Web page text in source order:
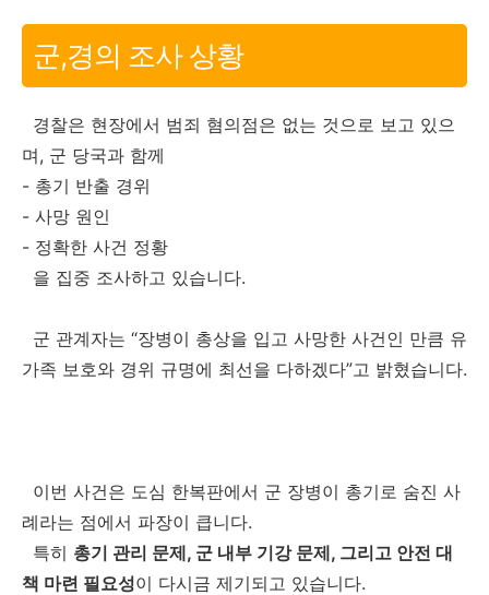
군,경의 조사 상황
경찰은 현장에서 범죄 혐의점은 없는 것으로 보고 있으
며, 군 당국과 함께
- 총기 반출 경위
- 사망 원인
- 정확한 사건 정황
을 집중 조사하고 있습니다.
군 관계자는 “장병이 총상을 입고 사망한 사건인 만큼 유
가족 보호와 경위 규명에 최선을 다하겠다”고 밝혔습니다.
이번 사건은 도심 한복판에서 군 장병이 총기로 숨진 사
례라는 점에서 파장이 큽니다.
특히 총기 관리 문제, 군 내부 기강 문제, 그리고 안전 대
책 마련 필요성이 다시금 제기되고 있습니다.